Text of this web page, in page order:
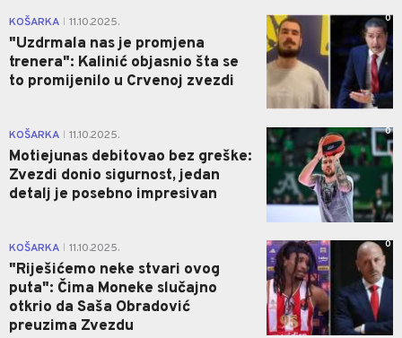
KOŠARKA 11.10.2025.
"Uzdrmala nas je promjena
trenera": Kalinić objasnio šta se
to promijenilo u Crvenoj zvezdi
0
KOŠARKA 11.10.2025.
Motiejunas debitovao bez greške:
Zvezdi donio sigurnost, jedan
detalj je posebno impresivan
0
KOŠARKA 11.10.2025.
"Riješićemo neke stvari ovog
puta": Čima Moneke slučajno
otkrio da Saša Obradović
preuzima Zvezdu
0